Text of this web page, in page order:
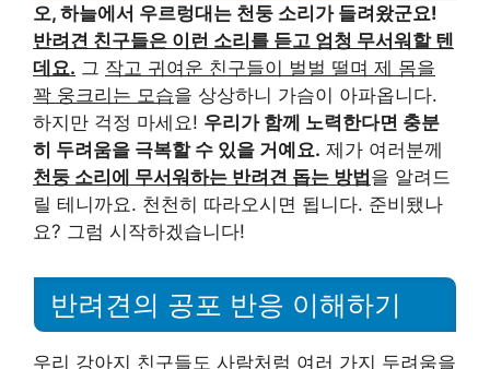
오, 하늘에서 우르렁대는 천둥 소리가 들려왔군요!
반려견 친구들은 이런 소리를 듣고 엄청 무서워할 텐
데요. 그 작고 귀여운 친구들이 벌벌 떨며 제 몸을
꽉 웅크리는 모습을 상상하니 가슴이 아파옵니다.
하지만 걱정 마세요! 우리가 함께 노력한다면 충분
히 두려움을 극복할 수 있을 거예요. 제가 여러분께
천둥 소리에 무서워하는 반려견 돕는 방법을 알려드
릴 테니까요. 천천히 따라오시면 됩니다. 준비됐나
요? 그럼 시작하겠습니다!
반려견의 공포 반응 이해하기
우리 강아지 친구들도 사람처럼 여러 가지 두려움을